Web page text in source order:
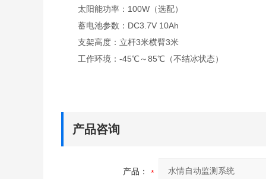
太阳能功率：100W（选配）
蓄电池参数：DC3.7V 10Ah
支架高度：立杆3米横臂3米
工作环境：-45℃～85℃（不结冰状态）
产品咨询
产品：